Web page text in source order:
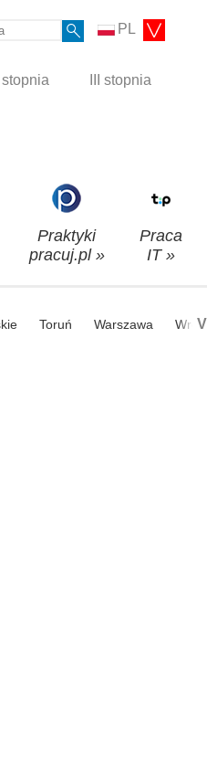
PL
stopnia III stopnia
Praktyki
pracuj.pl »
Praca
IT »
Toruń Warszawa V